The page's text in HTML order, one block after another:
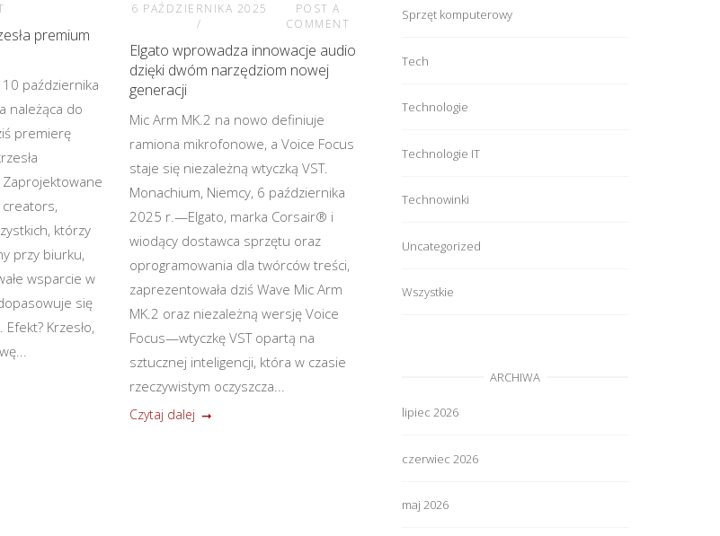
premium
października
należąca do
premierę
którzy
przy biurku,
wsparcie w
się
Krzesło,
6 PAŹDZIERNIKA 2025
POST A
COMMENT
Elgato wprowadza innowacje audio
dzięki dwóm narzędziom nowej
generacji
Mic Arm MK.2 na nowo definiuje
ramiona mikrofonowe, a Voice Focus
staje się niezależną wtyczką VST.
Monachium, Niemcy, 6 października
2025 r.—Elgato, marka Corsair® i
wiodący dostawca sprzętu oraz
oprogramowania dla twórców treści,
zaprezentowała dziś Wave Mic Arm
MK.2 oraz niezależną wersję Voice
Focus—wtyczkę VST opartą na
sztucznej inteligencji, która w czasie
rzeczywistym oczyszcza...
Czytaj dalej
Sprzęt komputerowy
Tech
Technologie
Technologie IT
Technowinki
Uncategorized
Wszystkie
ARCHIWA
lipiec 2026
czerwiec 2026
maj 2026